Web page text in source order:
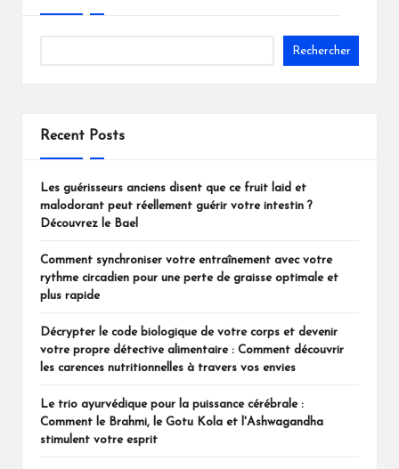
Rechercher
Recent Posts
Les guérisseurs anciens disent que ce fruit laid et
malodorant peut réellement guérir votre intestin ?
Découvrez le Bael
Comment synchroniser votre entraînement avec votre
rythme circadien pour une perte de graisse optimale et
plus rapide
Décrypter le code biologique de votre corps et devenir
votre propre détective alimentaire : Comment découvrir
les carences nutritionnelles à travers vos envies
Le trio ayurvédique pour la puissance cérébrale :
Comment le Brahmi, le Gotu Kola et l'Ashwagandha
stimulent votre esprit